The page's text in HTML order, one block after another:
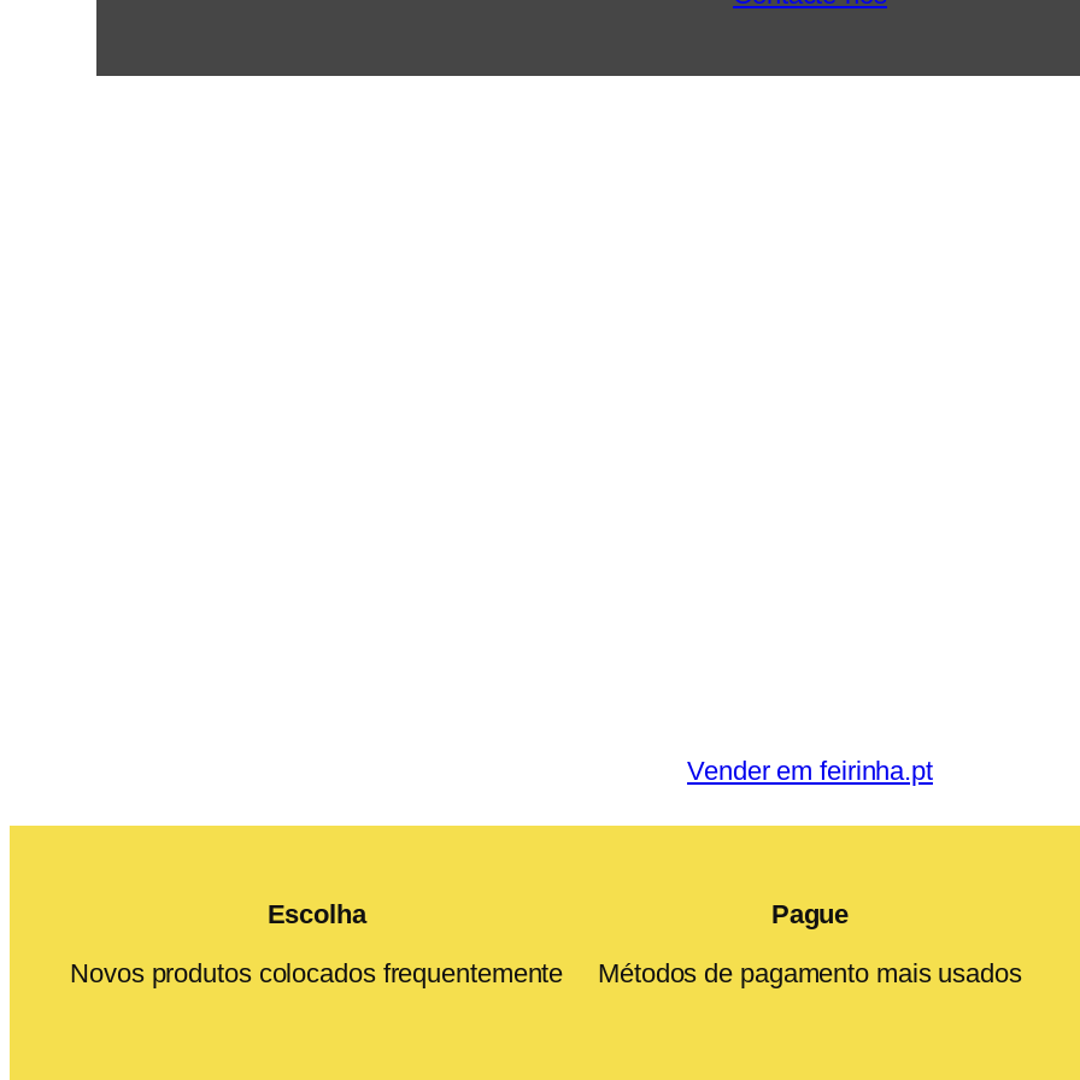
Vender em feirinha.pt
Escolha
Novos produtos colocados frequentemente
Pague
Métodos de pagamento mais usados